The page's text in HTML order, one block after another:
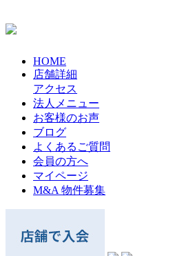
HOME
店舗詳細
アクセス
法人メニュー
お客様のお声
ブログ
よくあるご質問
会員の方へ
マイページ
M&A 物件募集